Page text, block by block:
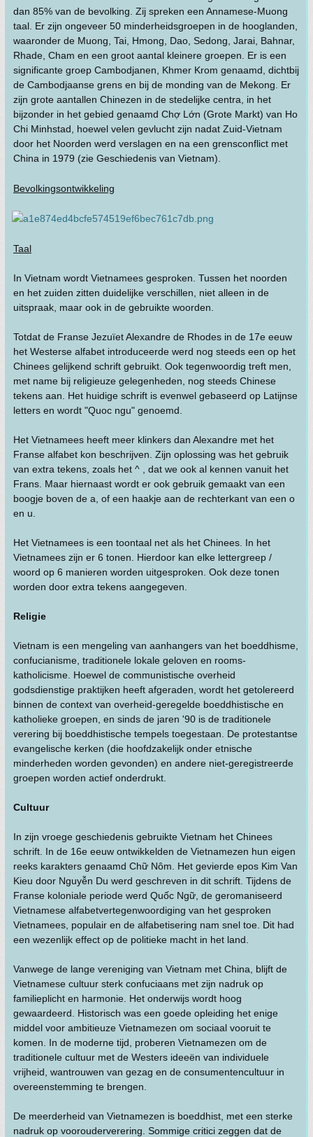
dan 85% van de bevolking. Zij spreken een Annamese-Muong
taal. Er zijn ongeveer 50 minderheidsgroepen in de hooglanden,
waaronder de Muong, Tai, Hmong, Dao, Sedong, Jarai, Bahnar,
Rhade, Cham en een groot aantal kleinere groepen. Er is een
significante groep Cambodjanen, Khmer Krom genaamd, dichtbij
de Cambodjaanse grens en bij de monding van de Mekong. Er
zijn grote aantallen Chinezen in de stedelijke centra, in het
bijzonder in het gebied genaamd Chợ Lớn (Grote Markt) van Ho
Chi Minhstad, hoewel velen gevlucht zijn nadat Zuid-Vietnam
door het Noorden werd verslagen en na een grensconflict met
China in 1979 (zie Geschiedenis van Vietnam).
Bevolkingsontwikkeling
Taal
In Vietnam wordt Vietnamees gesproken. Tussen het noorden
en het zuiden zitten duidelijke verschillen, niet alleen in de
uitspraak, maar ook in de gebruikte woorden.
Totdat de Franse Jezuïet Alexandre de Rhodes in de 17e eeuw
het Westerse alfabet introduceerde werd nog steeds een op het
Chinees gelijkend schrift gebruikt. Ook tegenwoordig treft men,
met name bij religieuze gelegenheden, nog steeds Chinese
tekens aan. Het huidige schrift is evenwel gebaseerd op Latijnse
letters en wordt "Quoc ngu" genoemd.
Het Vietnamees heeft meer klinkers dan Alexandre met het
Franse alfabet kon beschrijven. Zijn oplossing was het gebruik
van extra tekens, zoals het ^ , dat we ook al kennen vanuit het
Frans. Maar hiernaast wordt er ook gebruik gemaakt van een
boogje boven de a, of een haakje aan de rechterkant van een o
en u.
Het Vietnamees is een toontaal net als het Chinees. In het
Vietnamees zijn er 6 tonen. Hierdoor kan elke lettergreep /
woord op 6 manieren worden uitgesproken. Ook deze tonen
worden door extra tekens aangegeven.
Religie
Vietnam is een mengeling van aanhangers van het boeddhisme,
confucianisme, traditionele lokale geloven en rooms-
katholicisme. Hoewel de communistische overheid
godsdienstige praktijken heeft afgeraden, wordt het getolereerd
binnen de context van overheid-geregelde boeddhistische en
katholieke groepen, en sinds de jaren '90 is de traditionele
verering bij boeddhistische tempels toegestaan. De protestantse
evangelische kerken (die hoofdzakelijk onder etnische
minderheden worden gevonden) en andere niet-geregistreerde
groepen worden actief onderdrukt.
Cultuur
In zijn vroege geschiedenis gebruikte Vietnam het Chinees
schrift. In de 16e eeuw ontwikkelden de Vietnamezen hun eigen
reeks karakters genaamd Chữ Nôm. Het gevierde epos Kim Van
Kieu door Nguyễn Du werd geschreven in dit schrift. Tijdens de
Franse koloniale periode werd Quốc Ngữ, de geromaniseerd
Vietnamese alfabetvertegenwoordiging van het gesproken
Vietnamees, populair en de alfabetisering nam snel toe. Dit had
een wezenlijk effect op de politieke macht in het land.
Vanwege de lange vereniging van Vietnam met China, blijft de
Vietnamese cultuur sterk confuciaans met zijn nadruk op
familieplicht en harmonie. Het onderwijs wordt hoog
gewaardeerd. Historisch was een goede opleiding het enige
middel voor ambitieuze Vietnamezen om sociaal vooruit te
komen. In de moderne tijd, proberen Vietnamezen om de
traditionele cultuur met de Westers ideeën van individuele
vrijheid, wantrouwen van gezag en de consumentencultuur in
overeenstemming te brengen.
De meerderheid van Vietnamezen is boeddhist, met een sterke
nadruk op voorouderverering. Sommige critici zeggen dat de